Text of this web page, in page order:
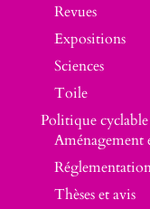
Revues
Expositions
Sciences
Toile
Politique cyclable
Aménagement
Thèses et avis